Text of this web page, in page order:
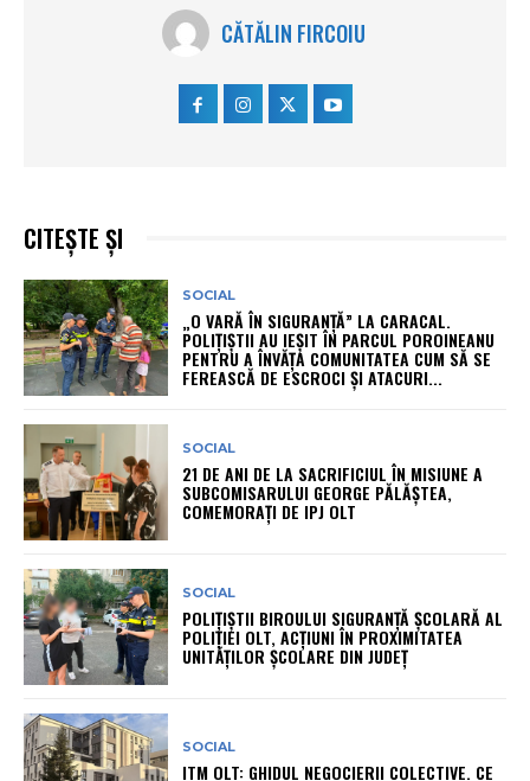
CĂTĂLIN FIRCOIU
CITEȘTE ȘI
SOCIAL
„O VARĂ ÎN SIGURANȚĂ” LA CARACAL.
POLIȚIȘTII AU IEȘIT ÎN PARCUL POROINEANU
PENTRU A ÎNVĂȚA COMUNITATEA CUM SĂ SE
FEREASCĂ DE ESCROCI ȘI ATACURI...
SOCIAL
21 DE ANI DE LA SACRIFICIUL ÎN MISIUNE A
SUBCOMISARULUI GEORGE PĂLĂȘTEA,
COMEMORAȚI DE IPJ OLT
SOCIAL
POLIȚIȘTII BIROULUI SIGURANȚĂ ȘCOLARĂ AL
POLIȚIEI OLT, ACȚIUNI ÎN PROXIMITATEA
UNITĂȚILOR ȘCOLARE DIN JUDEȚ
SOCIAL
ITM OLT: GHIDUL NEGOCIERII COLECTIVE. CE